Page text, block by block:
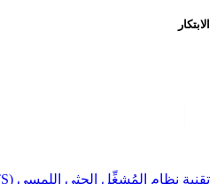
الابتكار
تقنية نظام المُشغِّل الحثي اللمسي (HITS)